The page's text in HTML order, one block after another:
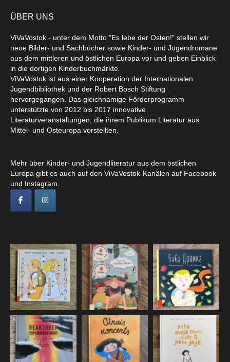
ÜBER UNS
ViVaVostok - unter dem Motto "Es lebe der Osten!" stellen wir
neue Bilder- und Sachbücher sowie Kinder- und Jugendromane
aus dem mittleren und östlichen Europa vor und geben Einblick
in die dortigen Kinderbuchmärkte.
ViVaVostok ist aus einer Kooperation der Internationalen
Jugendbibliothek und der Robert Bosch Stiftung
hervorgegangen. Das gleichnamige Förderprogramm
unterstützte von 2012 bis 2017 innovative
Literaturveranstaltungen, die ihrem Publikum Literatur aus
Mittel- und Osteuropa vorstellten.
Mehr über Kinder- und Jugendliteratur aus dem östlichen
Europa gibt es auch auf den ViVaVostok-Kanälen auf Facebook
und Instagram.